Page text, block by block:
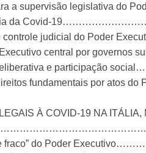
a supervisão legislativa do
da Covid-
controle judicial do Poder
Executivo central por
deliberativa e
fundamentais por atos
À COVID-19 NA ITÁLIA,
fraco” do Poder